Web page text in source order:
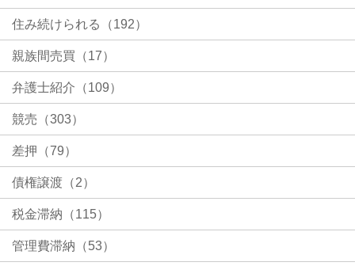
住み続けられる（192）
親族間売買（17）
弁護士紹介（109）
競売（303）
差押（79）
債権譲渡（2）
税金滞納（115）
管理費滞納（53）